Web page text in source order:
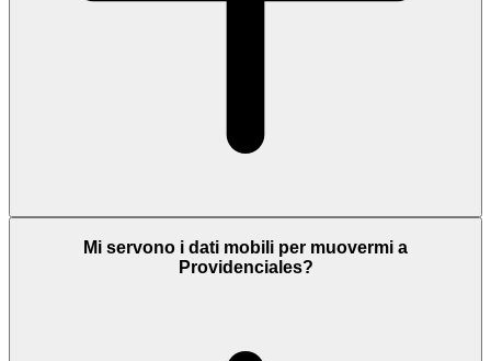
Mi servono i dati mobili per muovermi a
Providenciales?